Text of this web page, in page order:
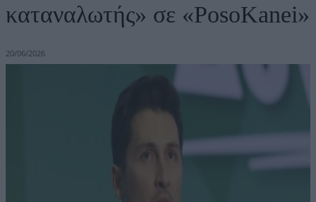
καταναλωτής» σε «PosoKanei»
20/06/2026